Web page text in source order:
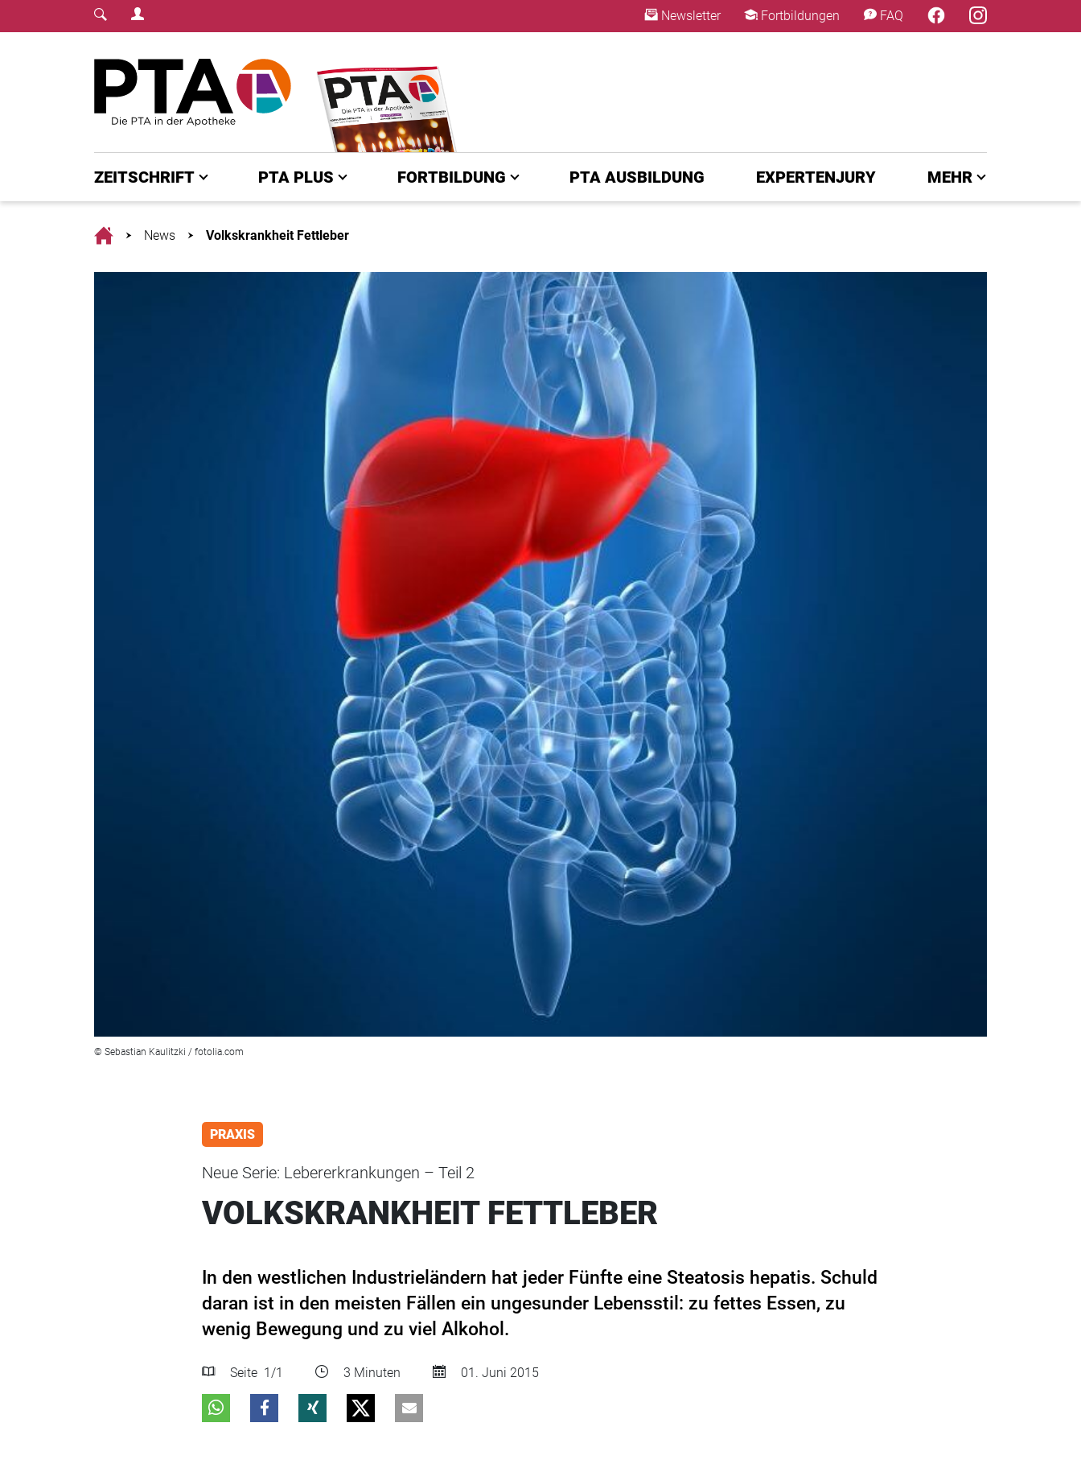
Login Menu Newsletter Fortbildungen FAQ
ZEITSCHRIFT PTA PLUS FORTBILDUNG PTA AUSBILDUNG EXPERTENJURY MEHR
HomeNews Volkskrankheit Fettleber
© Sebastian Kaulitzki / fotolia.com
PRAXIS
Neue Serie: Lebererkrankungen – Teil 2
VOLKSKRANKHEIT FETTLEBER
In den westlichen Industrieländern hat jeder Fünfte eine Steatosis hepatis. Schuld
daran ist in den meisten Fällen ein ungesunder Lebensstil: zu fettes Essen, zu
wenig Bewegung und zu viel Alkohol.
Seite 1 /1 3 Minuten 01. Juni 2015
×